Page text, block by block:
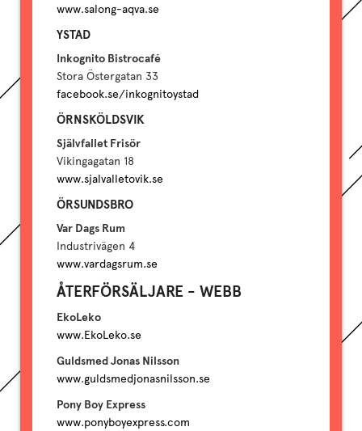
www.salong-aqva.se
YSTAD
Inkognito Bistrocafé
Stora Östergatan 33
facebook.se/inkognitoystad
ÖRNSKÖLDSVIK
Självfallet Frisör
Vikingagatan 18
www.sjalvalletovik.se
ÖRSUNDSBRO
Var Dags Rum
Industrivägen 4
www.vardagsrum.se
ÅTERFÖRSÄLJARE - WEBB
EkoLeko
www.EkoLeko.se
Guldsmed Jonas Nilsson
www.guldsmedjonasnilsson.se
Pony Boy Express
www.ponyboyexpress.com